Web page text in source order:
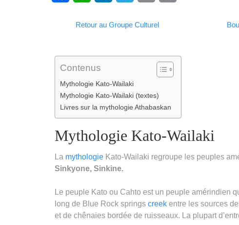
Retour au Groupe Culturel
Contenus
Mythologie Kato-Wailaki
Mythologie Kato-Wailaki (textes)
Livres sur la mythologie Athabaskan
Mythologie Kato-Wailaki
La mythologie Kato-Wailaki regroupe les peuples
Sinkyone, Sinkine.
Le peuple Kato ou Cahto est un peuple amérindien
long de Blue Rock springs creek entre les sources
et de chênaies bordée de ruisseaux. La plupart